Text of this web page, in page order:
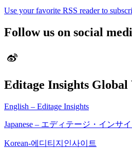
Use your favorite RSS reader to
Follow us on social
Editage Insights Global
English – Editage Insights
Japanese – エディテージ・インサイ
Korean-에디티지인사이트